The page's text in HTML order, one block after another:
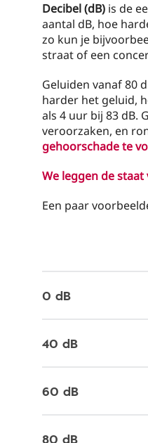
Decibel (dB) is de
aantal dB, hoe
zo kun je
straat of een
Geluiden vanaf 80
harder het geluid,
als 4 uur bij 83 dB.
veroorzaken, en
gehoorschade te
We leggen de
Een paar
0 dB
40 dB
60 dB
80 dB